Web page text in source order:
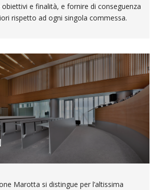
e finalità, e fornire di conseguenza
rispetto ad ogni singola commessa.
Marotta si distingue per l’altissima